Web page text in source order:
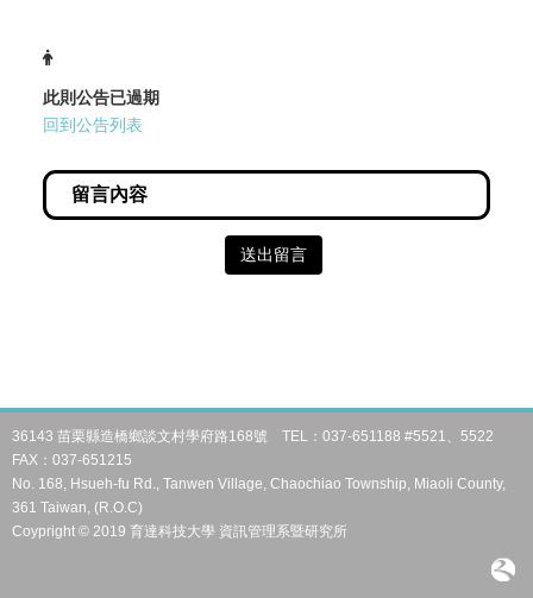
此則公告已過期
回到公告列表
送出留言
36143 苗栗縣造橋鄉談文村學府路168號 TEL：037-651188 #5521、5522
FAX：037-651215
No. 168, Hsueh-fu Rd., Tanwen Village, Chaochiao Township, Miaoli County,
361 Taiwan, (R.O.C)
Coypright © 2019 育達科技大學 資訊管理系暨研究所